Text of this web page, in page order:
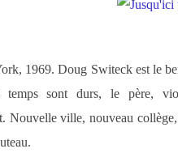
1969. Doug Switeck est le
temps sont durs, le père,
Nouvelle ville, nouveau